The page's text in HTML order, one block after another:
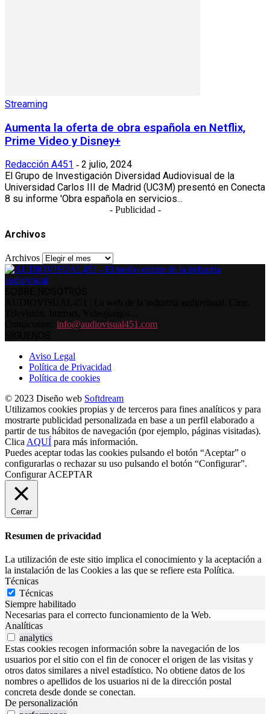
Streaming
Aumenta la oferta de obra española en Netflix,
Prime Video y Disney+
Redacción A451 - 2 julio, 2024
El Grupo de Investigación Diversidad Audiovisual de la
Universidad Carlos III de Madrid (UC3M) presentó en Conecta
8 su informe 'Obra española en servicios...
- Publicidad -
Archivos
Archivos
info@audiovisual451.com
Aviso Legal
Política de Privacidad
Política de cookies
© 2023 Diseño web Softdream
Utilizamos cookies propias y de terceros para fines analíticos y para
mostrarte publicidad personalizada en base a un perfil elaborado a
partir de tus hábitos de navegación (por ejemplo, páginas visitadas).
Clica AQUÍ para más información.
Puedes aceptar todas las cookies pulsando el botón “Aceptar” o
configurarlas o rechazar su uso pulsando el botón “Configurar”.
Configurar ACEPTAR
Cerrar
Resumen de privacidad
La utilización de este sitio implica el conocimiento y la aceptación a
la instalación de las Cookies a las que se refiere esta Política.
Técnicas
Técnicas
Siempre habilitado
Necesarias para el correcto funcionamiento de la Web.
Analíticas
analytics
Estas cookies recogen información sobre la navegación de los
usuarios por el sitio con el fin de conocer el origen de las visitas y
otros datos similares a nivel estadístico. No obtiene datos de los
nombres o apellidos de los usuarios ni de la dirección postal
concreta desde donde se conectan.
De personalización